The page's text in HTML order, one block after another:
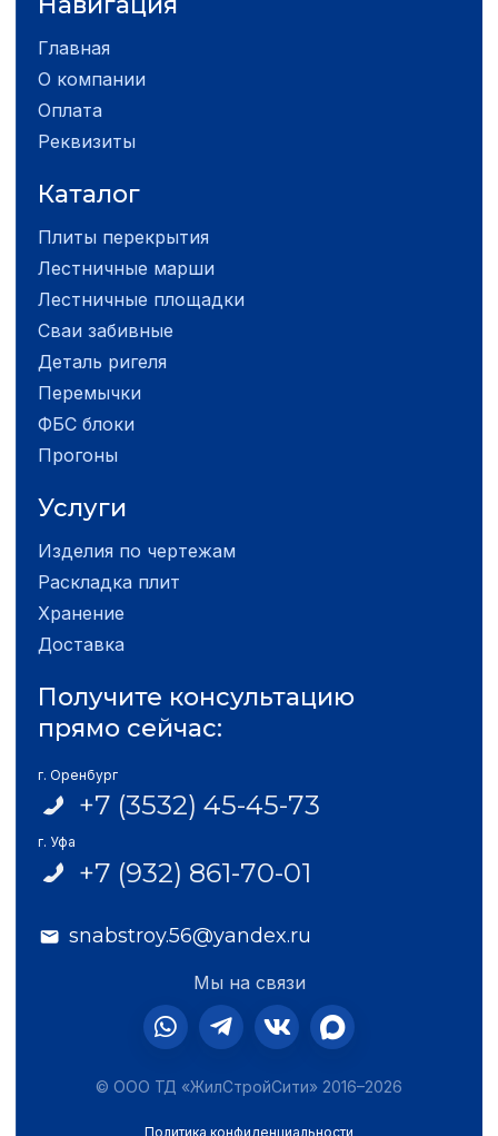
Главная
О компании
Оплата
Реквизиты
Каталог
Плиты перекрытия
Лестничные марши
Лестничные площадки
Сваи забивные
Деталь ригеля
Перемычки
ФБС блоки
Прогоны
Услуги
Изделия по чертежам
Раскладка плит
Хранение
Доставка
Получите консультацию
прямо сейчас:
г. Оренбург
+7 (3532) 45-45-73
г. Уфа
+7 (932) 861-70-01
snabstroy.56@yandex.ru
Мы на связи
© ООО ТД «ЖилСтройСити» 2016–2026
Политика конфиденциальности